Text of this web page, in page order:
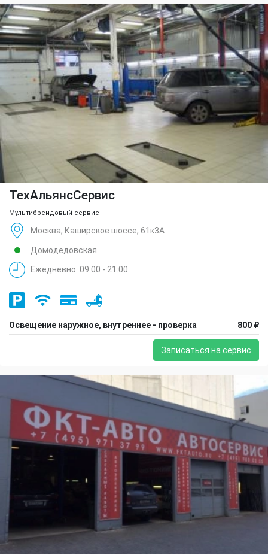
ТехАльянсСервис
Мультибрендовый сервис
Москва, Каширское шоссе, 61к3А
Домодедовская
Ежедневно: 09:00 - 21:00
Освещение наружное, внутреннее - проверка 800 ₽
Записаться на сервис